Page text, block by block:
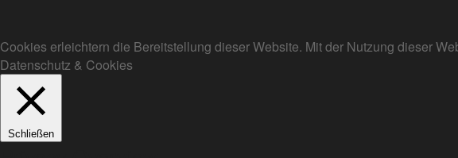
Cookies erleichtern die Bereitstellung dieser Website. Mit der Nutzung dieser
Datenschutz & Cookies
Schließen